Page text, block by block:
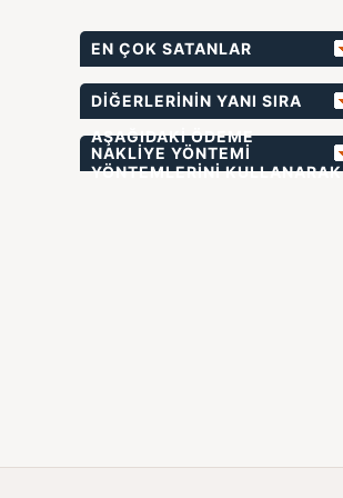
EN ÇOK SATANLAR
DIĞERLERININ YANI SIRA
AŞAĞIDAKI ÖDEME
YÖNTEMLERINI KULLANARAK
NAKLIYE YÖNTEMI